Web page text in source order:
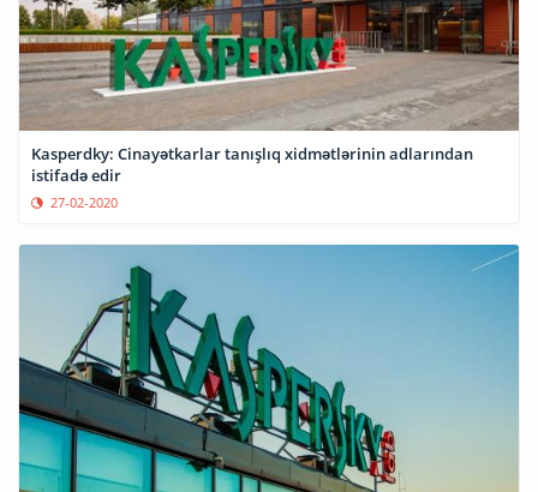
Kasperdky: Cinayətkarlar tanışlıq xidmətlərinin adlarından
istifadə edir
27-02-2020